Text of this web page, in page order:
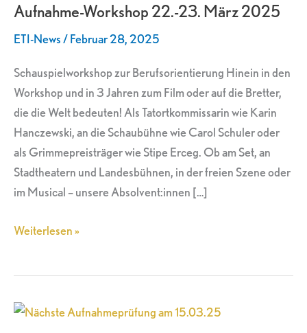
Aufnahme-Workshop 22.-23. März 2025
ETI-News/Februar 28, 2025
Schauspielworkshop zur Berufsorientierung Hinein in den
Workshop und in 3 Jahren zum Film oder auf die Bretter,
die die Welt bedeuten! Als Tatortkommissarin wie Karin
Hanczewski, an die Schaubühne wie Carol Schuler oder
als Grimmepreisträger wie Stipe Erceg. Ob am Set, an
Stadtheatern und Landesbühnen, in der freien Szene oder
im Musical – unsere Absolvent:innen […]
22.-23.
Weiterlesen »
Nächste